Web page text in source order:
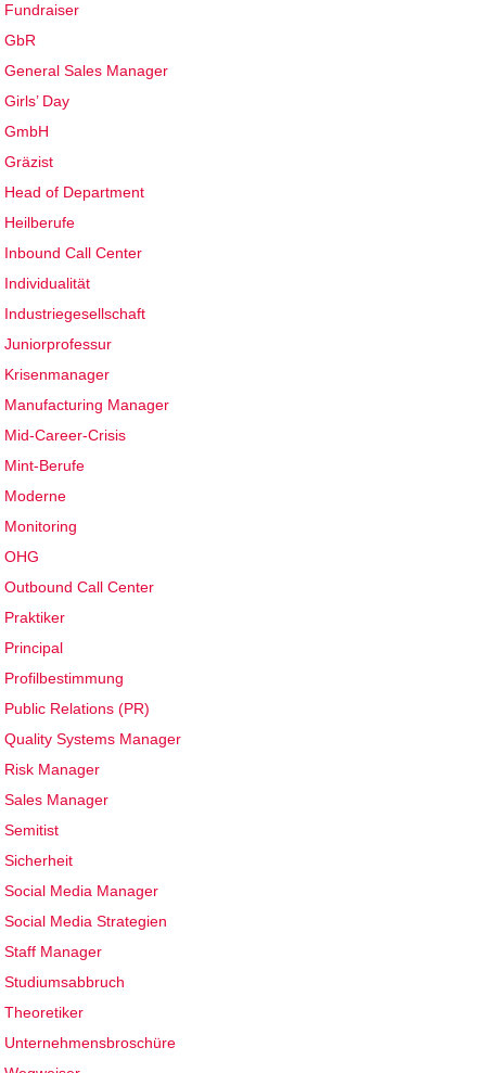
Fundraiser
GbR
General Sales Manager
Girls’ Day
GmbH
Gräzist
Head of Department
Heilberufe
Inbound Call Center
Individualität
Industriegesellschaft
Juniorprofessur
Krisenmanager
Manufacturing Manager
Mid-Career-Crisis
Mint-Berufe
Moderne
Monitoring
OHG
Outbound Call Center
Praktiker
Principal
Profilbestimmung
Public Relations (PR)
Quality Systems Manager
Risk Manager
Sales Manager
Semitist
Sicherheit
Social Media Manager
Social Media Strategien
Staff Manager
Studiumsabbruch
Theoretiker
Unternehmensbroschüre